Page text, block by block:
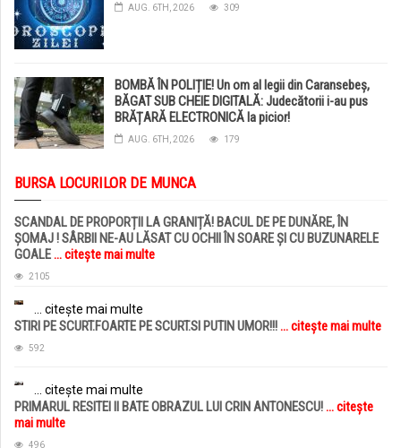
AUG. 6TH, 2026 309
BOMBĂ ÎN POLIȚIE! Un om al legii din Caransebeș,
BĂGAT SUB CHEIE DIGITALĂ: Judecătorii i-au pus
BRĂȚARĂ ELECTRONICĂ la picior!
AUG. 6TH, 2026 179
BURSA LOCURILOR DE MUNCA
SCANDAL DE PROPORȚII LA GRANIȚĂ! BACUL DE PE DUNĂRE, ÎN
ȘOMAJ ! SÂRBII NE-AU LĂSAT CU OCHII ÎN SOARE ȘI CU BUZUNARELE
GOALE... citește mai multe
2105
... citește mai multe
STIRI PE SCURT.FOARTE PE SCURT.SI PUTIN UMOR!!!... citește mai multe
592
... citește mai multe
PRIMARUL RESITEI II BATE OBRAZUL LUI CRIN ANTONESCU!... citește
mai multe
496